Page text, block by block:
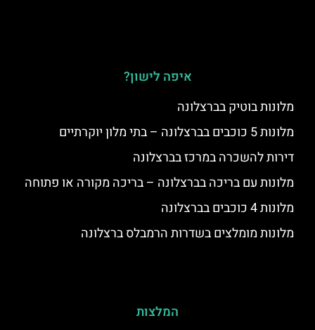
איפה לישון?
מלונות בוטיק בברצלונה
מלונות 5 כוכבים בברצלונה – בתי מלון יוקרתיים
דירות להשכרה במרכז בברצלונה
מלונות עם בריכה בברצלונה – בריכה מקורה או פתוחה
מלונות 4 כוכבים בברצלונה
מלונות מומלצים בשדרות הרמבלס ברצלונה
המלצות